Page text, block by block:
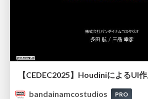
【CEDEC2025】HoudiniによるUI
bandainamcostudios
PRO